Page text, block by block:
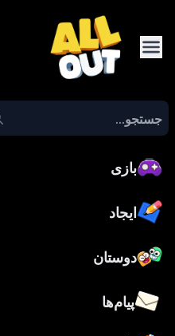
بازی
ایجاد
دوستان
پیام‌ها